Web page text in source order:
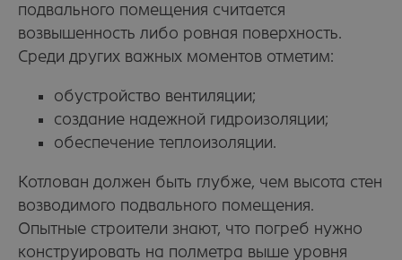
подвального помещения считается
возвышенность либо ровная поверхность.
Среди других важных моментов отметим:
обустройство вентиляции;
создание надежной гидроизоляции;
обеспечение теплоизоляции.
Котлован должен быть глубже, чем высота стен
возводимого подвального помещения.
Опытные строители знают, что погреб нужно
конструировать на полметра выше уровня